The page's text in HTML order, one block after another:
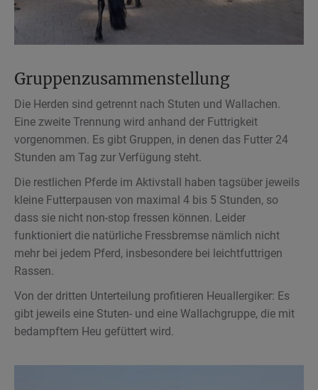
Gruppenzusammenstellung
Die Herden sind getrennt nach Stuten und Wallachen.
Eine zweite Trennung wird anhand der Futtrigkeit
vorgenommen. Es gibt Gruppen, in denen das Futter 24
Stunden am Tag zur Verfügung steht.
Die restlichen Pferde im Aktivstall haben tagsüber jeweils
kleine Futterpausen von maximal 4 bis 5 Stunden, so
dass sie nicht non-stop fressen können. Leider
funktioniert die natürliche Fressbremse nämlich nicht
mehr bei jedem Pferd, insbesondere bei leichtfuttrigen
Rassen.
Von der dritten Unterteilung profitieren Heuallergiker: Es
gibt jeweils eine Stuten- und eine Wallachgruppe, die mit
bedampftem Heu gefüttert wird.